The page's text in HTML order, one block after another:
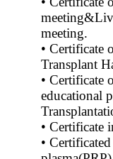
meeting.
• Certificate
Transplant
• Certificate
educational
• Certificate
•